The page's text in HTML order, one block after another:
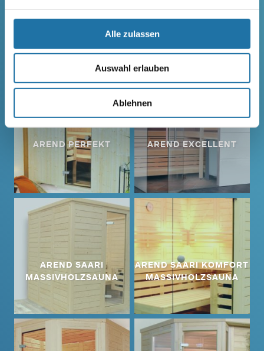
Alle zulassen
Auswahl erlauben
Ablehnen
AREND PERFEKT AREND EXCELLENT
AREND SAARI
MASSIVHOLZSAUNA
AREND SAARI KOMFORT
MASSIVHOLZSAUNA